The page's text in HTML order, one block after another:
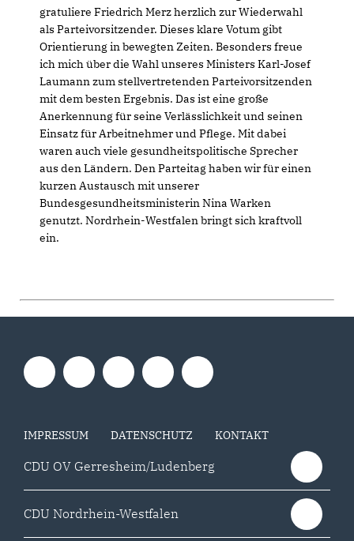
gratuliere Friedrich Merz herzlich zur Wiederwahl
als Parteivorsitzender. Dieses klare Votum gibt
Orientierung in bewegten Zeiten. Besonders freue
ich mich über die Wahl unseres Ministers Karl-Josef
Laumann zum stellvertretenden Parteivorsitzenden
mit dem besten Ergebnis. Das ist eine große
Anerkennung für seine Verlässlichkeit und seinen
Einsatz für Arbeitnehmer und Pflege. Mit dabei
waren auch viele gesundheitspolitische Sprecher
aus den Ländern. Den Parteitag haben wir für einen
kurzen Austausch mit unserer
Bundesgesundheitsministerin Nina Warken
genutzt. Nordrhein-Westfalen bringt sich kraftvoll
ein.
IMPRESSUM DATENSCHUTZ KONTAKT
CDU OV Gerresheim/Ludenberg
CDU Nordrhein-Westfalen